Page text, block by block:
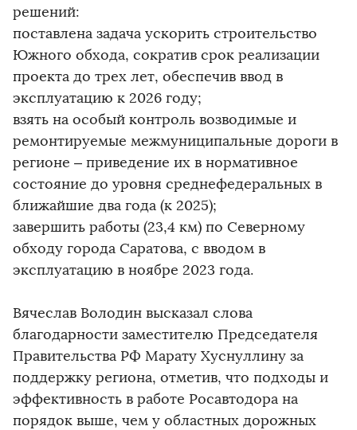
решений:
поставлена задача ускорить строительство
Южного обхода, сократив срок реализации
проекта до трех лет, обеспечив ввод в
эксплуатацию к 2026 году;
взять на особый контроль возводимые и
ремонтируемые межмуниципальные дороги в
регионе – приведение их в нормативное
состояние до уровня среднефедеральных в
ближайшие два года (к 2025);
завершить работы (23,4 км) по Северному
обходу города Саратова, с вводом в
эксплуатацию в ноябре 2023 года.
Вячеслав Володин высказал слова
благодарности заместителю Председателя
Правительства РФ Марату Хуснуллину за
поддержку региона, отметив, что подходы и
эффективность в работе Росавтодора на
порядок выше, чем у областных дорожных